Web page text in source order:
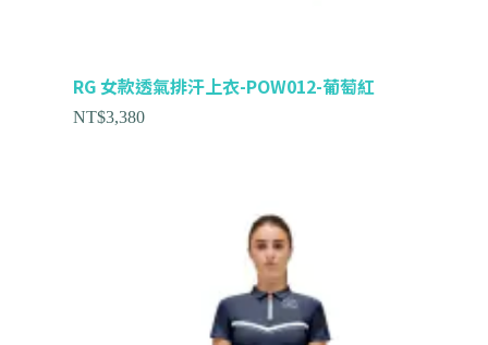
RG 女款透氣排汗上衣-POW012-葡萄紅
NT$3,380